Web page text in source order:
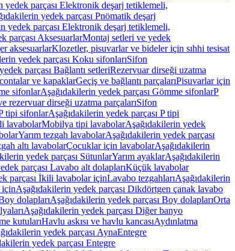
yedek parçası Elektronik deşarj tetiklemeli,
yedek parçası Pnömatik deşarj
yedek parçası Elektronik deşarj tetiklemeli,
parçası AksesuarlarMontaj setleri ve yedek
aksesuarlarKlozetler, pisuvarlar ve bideler için sıhhi tesisat
yedek parçası Koku sifonlarıSifon
parçası Bağlantı setleriRezervuar dirseği uzatma
ve kapaklarGeçiş ve bağlantı parçalarıPisuvarlar için
sifonlarAşağıdakilerin yedek parçası Gömme sifonlarP
rezervuar dirseği uzatma parçalarıSifon
tipi sifonlarAşağıdakilerin yedek parçası P tipi
lavabolarMobilya tipi lavabolarAşağıdakilerin yedek
Yarım tezgah lavabolarAşağıdakilerin yedek parçası
altı lavabolarÇocuklar için lavabolarAşağıdakilerin
yedek parçası SütunlarYarım ayaklarAşağıdakilerin
parçası Lavabo alt dolaplarıKüçük lavabolar
parçası İkili lavabolar içinLavabo tezgahlarıAşağıdakilerin
içinAşağıdakilerin yedek parçası Dikdörtgen çanak lavabo
dolaplarıAşağıdakilerin yedek parçası Boy dolaplarıOrta
Aşağıdakilerin yedek parçası Diğer banyo
kutularıHavlu askısı ve havlu kancasıAydınlatma
yedek parçası AynaEntegre
yedek parçası Entegre